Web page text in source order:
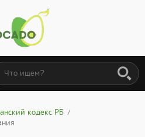
кодекс РБ